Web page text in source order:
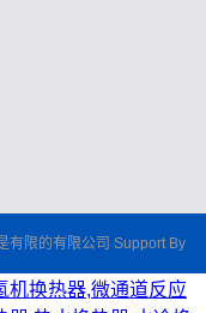
有限的有限公司 Support By
机换热器,微通道反应